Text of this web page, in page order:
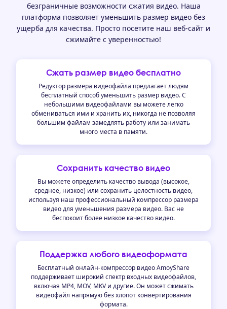
безграничные возможности сжатия видео. Наша
платформа позволяет уменьшить размер видео без
ущерба для качества. Просто посетите наш веб-сайт и
сжимайте с уверенностью!
Сжать размер видео бесплатно
Редуктор размера видеофайла предлагает людям
бесплатный способ уменьшить размер видео. С
небольшими видеофайлами вы можете легко
обмениваться ими и хранить их, никогда не позволяя
большим файлам замедлять работу или занимать
много места в памяти.
Сохранить качество видео
Вы можете определить качество вывода (высокое,
среднее, низкое) или сохранить целостность видео,
используя наш профессиональный компрессор размера
видео для уменьшения размера видео. Вас не
беспокоит более низкое качество видео.
Поддержка любого видеоформата
Бесплатный онлайн-компрессор видео AmoyShare
поддерживает широкий спектр входных видеофайлов,
включая MP4, MOV, MKV и другие. Он может сжимать
видеофайл напрямую без хлопот конвертирования
формата.